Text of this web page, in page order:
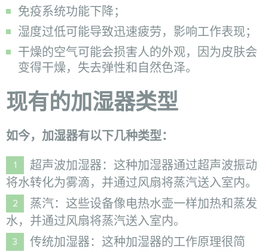
免疫系统功能下降；
湿度过低可能导致迅速疲劳，影响工作表现；
干燥的空气可能会损害人的外观，因为皮肤会
变得干燥，失去弹性和自然色泽。
现有的加湿器类型
如今，加湿器有以下几种类型：
超声波加湿器：这种加湿器通过超声波振动
将水转化为雾滴，并通过风扇将蒸汽送入室内。
蒸汽：这些设备像电热水壶一样加热和蒸发
水，并通过风扇将蒸汽送入室内。
传统加湿器：这种加湿器的工作原理很简